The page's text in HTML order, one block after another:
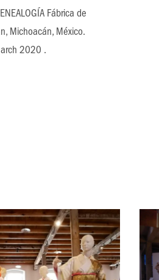
Fábrica de
Michoacán, México.
2020 .